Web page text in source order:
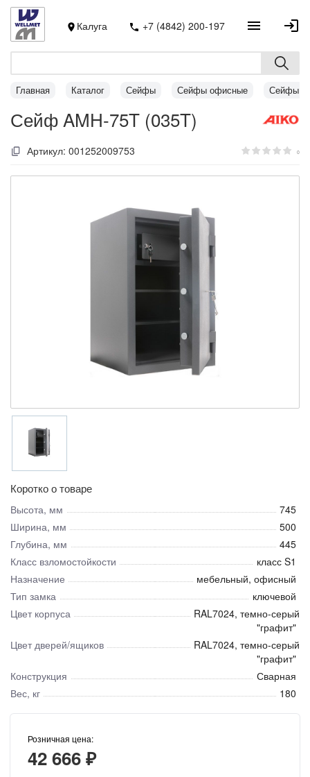
Калуга +7 (4842) 200-197
Главная Каталог Сейфы Сейфы офисные Сейфы
Сейф AMH-75T (035T)
Артикул: 001252009753 0
Коротко о товаре
Высота, мм
745
Ширина, мм
500
Глубина, мм
445
Класс взломостойкости
класс S1
Назначение
мебельный, офисный
Тип замка
ключевой
Цвет корпуса
RAL7024, темно-серый
"графит"
Цвет дверей/ящиков
RAL7024, темно-серый
"графит"
Конструкция
Сварная
Вес, кг
180
Розничная цена:
42 666 ₽